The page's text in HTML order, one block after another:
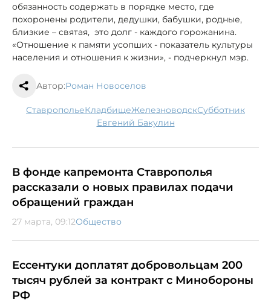
обязанность содержать в порядке место, где
похоронены родители, дедушки, бабушки, родные,
близкие – святая, это долг - каждого горожанина.
«Отношение к памяти усопших - показатель культуры
населения и отношения к жизни», - подчеркнул мэр.
Автор:Роман Новоселов
Ставрополье кладбище Железноводск субботник
Евгений Бакулин
В фонде капремонта Ставрополья
рассказали о новых правилах подачи
обращений граждан
27 марта, 09:12Общество
Ессентуки доплатят добровольцам 200
тысяч рублей за контракт с Минобороны
РФ